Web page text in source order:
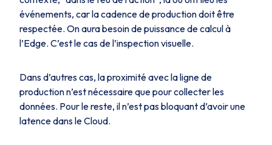
événements, car la cadence de production doit être
respectée. On aura besoin de puissance de calcul à
l’Edge. C’est le cas de l’inspection visuelle.
Dans d’autres cas, la proximité avec la ligne de
production n’est nécessaire que pour collecter les
données. Pour le reste, il n’est pas bloquant d’avoir une
latence dans le Cloud.